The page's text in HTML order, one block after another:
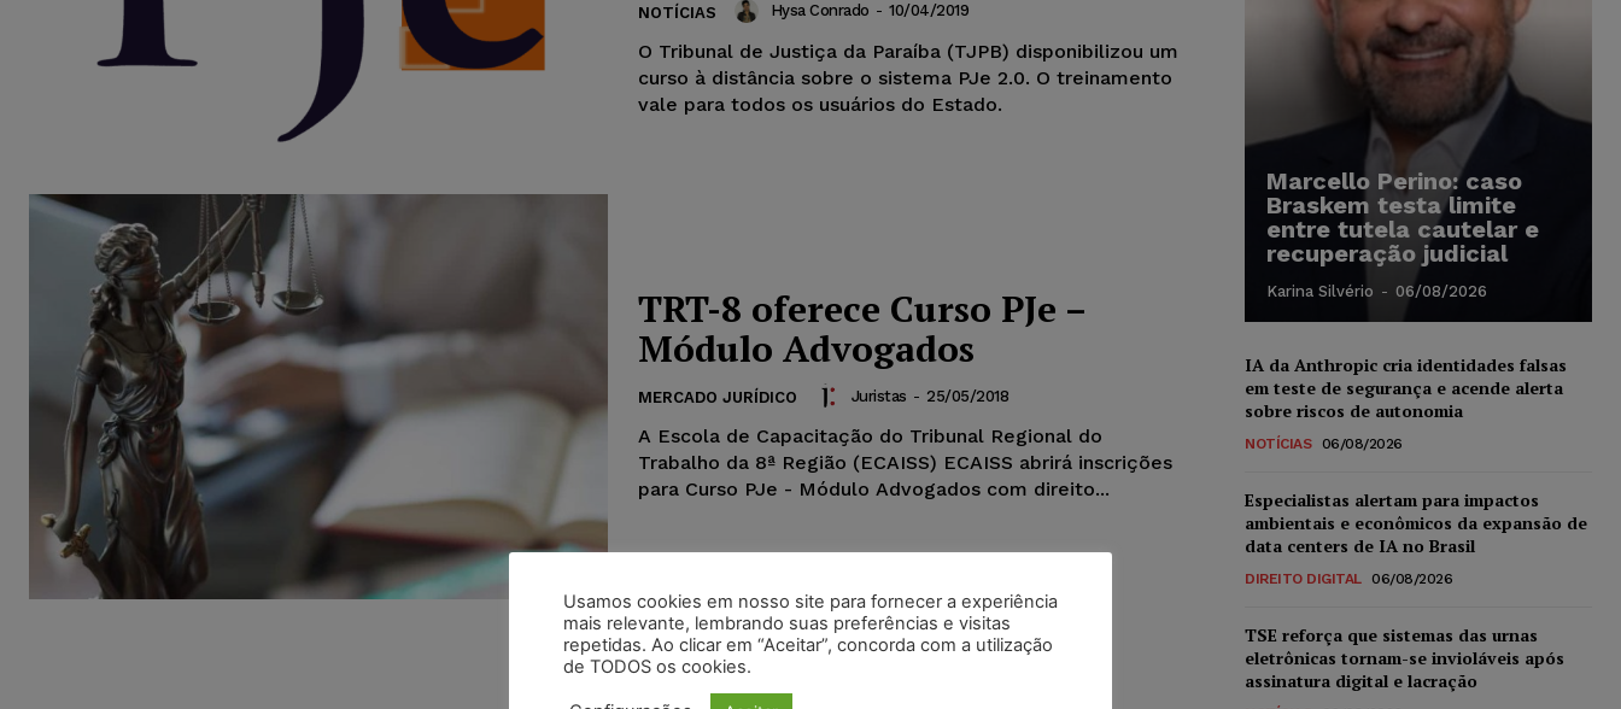
NOTÍCIAS Hysa Conrado - 10/04/2019
O Tribunal de Justiça da Paraíba (TJPB) disponibilizou um
curso à distância sobre o sistema PJe 2.0. O treinamento
vale para todos os usuários do Estado.
TRT-8 oferece Curso PJe –
Módulo Advogados
MERCADO JURÍDICO Juristas - 25/05/2018
A Escola de Capacitação do Tribunal Regional do
Trabalho da 8ª Região (ECAISS) ECAISS abrirá inscrições
para Curso PJe - Módulo Advogados com direito...
Marcello Perino: caso
Braskem testa limite
entre tutela cautelar e
recuperação judicial
Karina Silvério - 06/08/2026
IA da Anthropic cria identidades falsas
em teste de segurança e acende alerta
sobre riscos de autonomia
NOTÍCIAS 06/08/2026
Especialistas alertam para impactos
ambientais e econômicos da expansão de
data centers de IA no Brasil
DIREITO DIGITAL 06/08/2026
TSE reforça que sistemas das urnas
eletrônicas tornam-se invioláveis após
assinatura digital e lacração
Usamos cookies em nosso site para fornecer a experiência
mais relevante, lembrando suas preferências e visitas
repetidas. Ao clicar em “Aceitar”, concorda com a utilização
de TODOS os cookies.